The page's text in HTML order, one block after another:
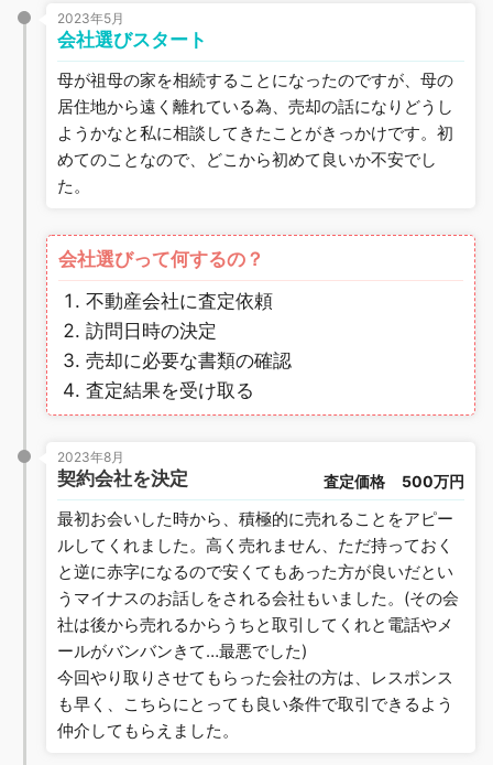
2023年5月
会社選びスタート
母が祖母の家を相続することになったのですが、母の
居住地から遠く離れている為、売却の話になりどうし
ようかなと私に相談してきたことがきっかけです。初
めてのことなので、どこから初めて良いか不安でし
た。
会社選びって何するの？
不動産会社に査定依頼
訪問日時の決定
売却に必要な書類の確認
査定結果を受け取る
2023年8月
契約会社を決定 査定価格 500万円
最初お会いした時から、積極的に売れることをアピー
ルしてくれました。高く売れません、ただ持っておく
と逆に赤字になるので安くてもあった方が良いだとい
うマイナスのお話しをされる会社もいました。(その会
社は後から売れるからうちと取引してくれと電話やメ
ールがバンバンきて…最悪でした)
今回やり取りさせてもらった会社の方は、レスポンス
も早く、こちらにとっても良い条件で取引できるよう
仲介してもらえました。